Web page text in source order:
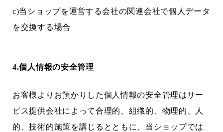
c)当ショップを運営する会社の関連会社で個人データ
を交換する場合
4.個人情報の安全管理
お客様よりお預かりした個人情報の安全管理はサー
ビス提供会社によって合理的、組織的、物理的、人
的、技術的施策を講じるとともに、当ショップでは